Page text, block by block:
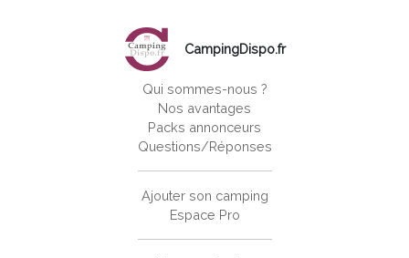
CampingDispo.fr
Qui sommes-nous ?
Nos avantages
Packs annonceurs
Questions/Réponses
Ajouter son camping
Espace Pro